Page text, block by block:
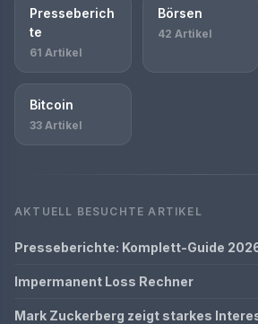
Presseberich
te
61 Artikel
Börsen
42 Artikel
Bitcoin
33 Artikel
AKTUELL BESUCHTE ARTIKEL
Presseberichte: Komplett-Guide
Impermanent Loss Rechner
Mark Zuckerberg zeigt starkes